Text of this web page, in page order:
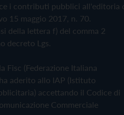
i contributi pubblici all'editoria
15 maggio 2017, n. 70.
della lettera f) del comma 2
decreto Lgs.
Fisc (Federazione Italiana
aderito allo IAP (Istituto
accettando il Codice di
Commerciale